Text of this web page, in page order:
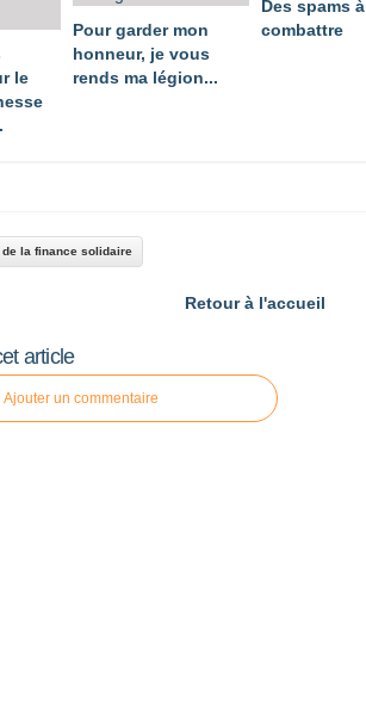
le
Pour garder mon
honneur, je vous
rends ma légion...
Des spams à
combattre
de la finance solidaire
Retour à l'accueil
article
Ajouter un commentaire